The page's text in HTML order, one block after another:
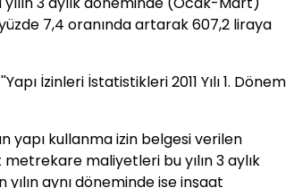
7,4 oranında artarak 607,2 liraya
İzinleri İstatistikleri 2011 Yılı 1. Dönem
yapı kullanma izin belgesi verilen
maliyetleri bu yılın 3 aylık
aynı döneminde ise inşaat